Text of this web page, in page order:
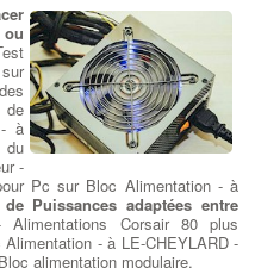
de
à
du
-
Pc sur Bloc Alimentation - à
de Puissances adaptées entre
Corsair 80 plus
- à LE-CHEYLARD -
alimentation modulaire.